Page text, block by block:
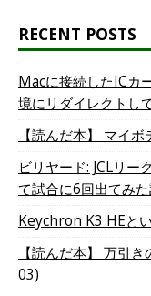
RECENT POSTS
Macに接続したICカ
境にリダイレクトし
【読んだ本】 マイ
ビリヤード: JCLリ
て試合に6回出てみ
Keychron K3 HEと
【読んだ本】 万引
03)